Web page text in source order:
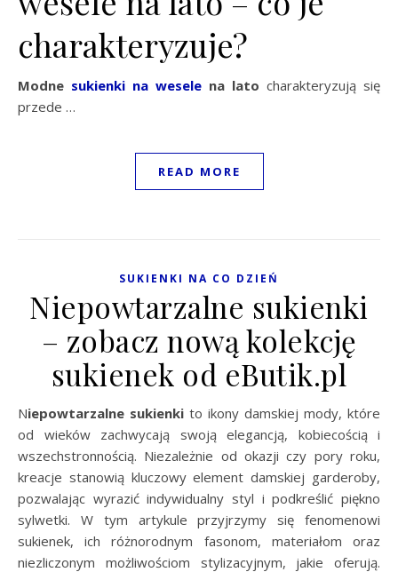
charakteryzuje?
Modne sukienki na wesele na lato charakteryzują się
przede …
READ MORE
SUKIENKI NA CO DZIEŃ
Niepowtarzalne sukienki
– zobacz nową kolekcję
sukienek od eButik.pl
Niepowtarzalne sukienki to ikony damskiej mody, które
od wieków zachwycają swoją elegancją, kobiecością i
wszechstronnością. Niezależnie od okazji czy pory roku,
kreacje stanowią kluczowy element damskiej garderoby,
pozwalając wyrazić indywidualny styl i podkreślić piękno
sylwetki. W tym artykule przyjrzymy się fenomenowi
sukienek, ich różnorodnym fasonom, materiałom oraz
niezliczonym możliwościom stylizacyjnym, jakie oferują.